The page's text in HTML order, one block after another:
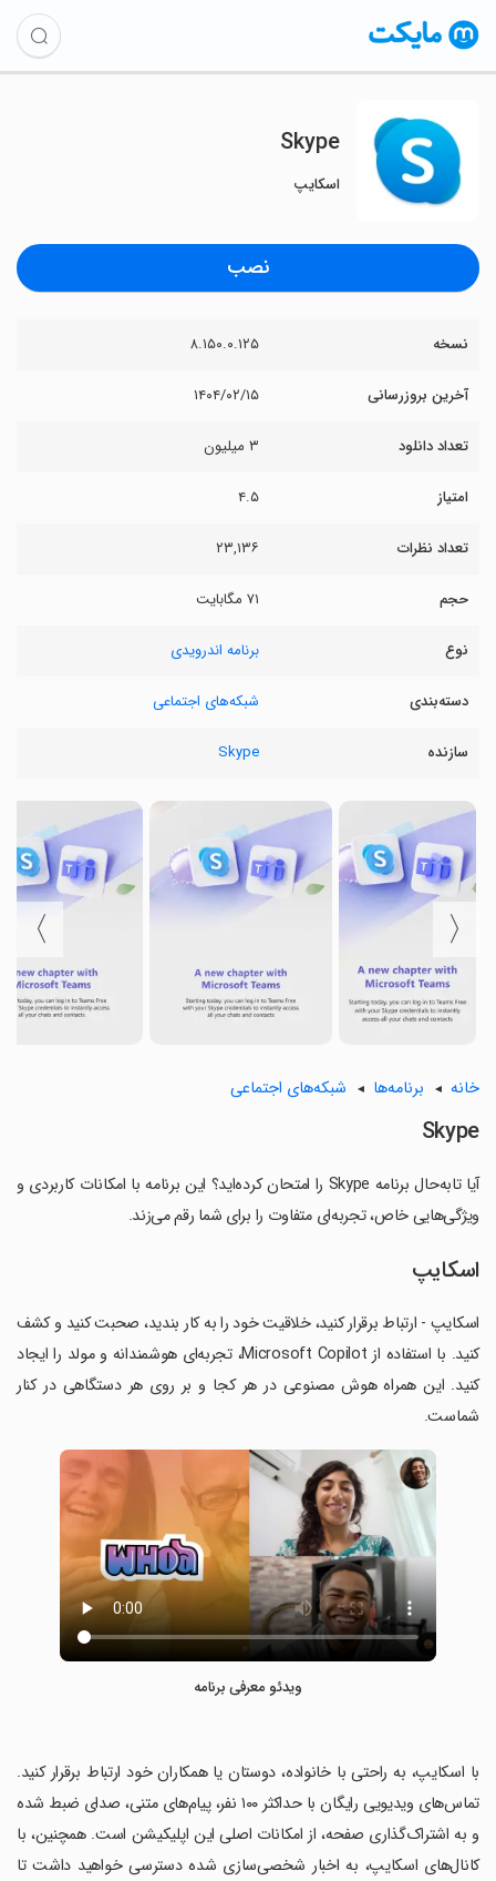
Skype
اسکایپ
نصب
نسخه ۸.۱۵۰.۰.۱۲۵
آخرین بروزرسانی ۱۴۰۴/۰۲/۱۵
تعداد دانلود ۳ میلیون
امتیاز ۴.۵
تعداد نظرات ۲۳,۱۳۶
حجم ۷۱ مگابایت
نوع برنامه اندرویدی
دسته‌بندی شبکه‌های اجتماعی
سازنده Skype
〈
〉
خانه برنامه‌ها شبکه‌های اجتماعی
Skype
آیا تابه‌حال برنامه Skype را امتحان کرده‌اید؟ این برنامه با امکانات کاربردی و
ویژگی‌هایی خاص، تجربه‌ای متفاوت را برای شما رقم می‌زند.
اسکایپ
اسکایپ - ارتباط برقرار کنید، خلاقیت خود را به کار بندید، صحبت کنید و کشف
کنید. با استفاده از Microsoft Copilot، تجربه‌ای هوشمندانه و مولد را ایجاد
کنید. این همراه هوش مصنوعی در هر کجا و بر روی هر دستگاهی در کنار
شماست.
ویدئو معرفی برنامه
‏با اسکایپ، به راحتی با خانواده، دوستان یا همکاران خود ارتباط برقرار کنید.
تماس‌های ویدیویی رایگان با حداکثر ۱۰۰ نفر، پیام‌های متنی، صدای ضبط شده
و به اشتراک‌گذاری صفحه، از امکانات اصلی این اپلیکیشن است. همچنین، با
کانال‌های اسکایپ، به اخبار شخصی‌سازی شده دسترسی خواهید داشت تا